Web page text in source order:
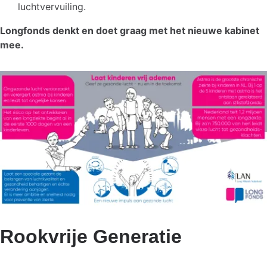
luchtvervuiling.
Longfonds denkt en doet graag met het nieuwe kabinet
mee.
Rookvrije Generatie